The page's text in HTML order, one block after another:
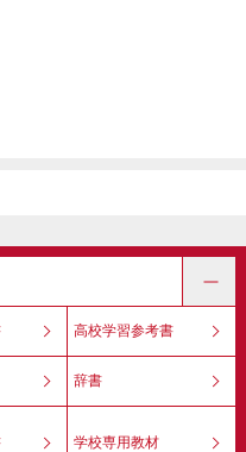
高校学習参考書
辞書
学校専用教材